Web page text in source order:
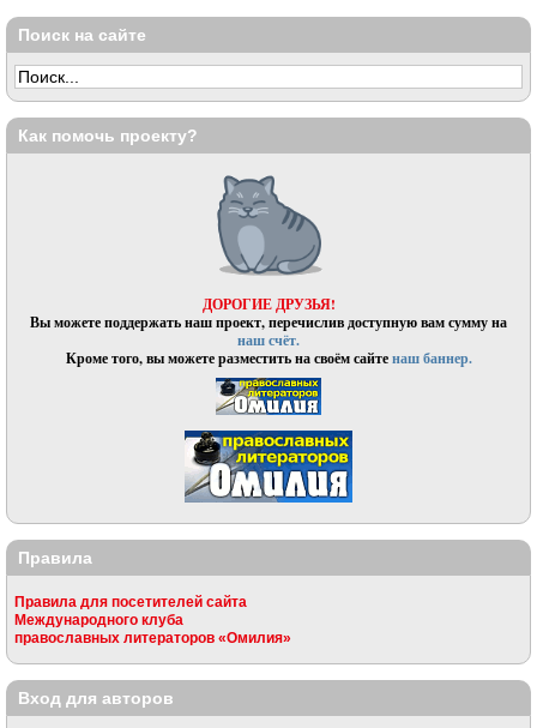
Поиск на сайте
Как помочь проекту?
ДОРОГИЕ ДРУЗЬЯ!
Вы можете поддержать наш проект, перечислив доступную вам сумму на
наш счёт.
Кроме того, вы можете разместить на своём сайтенаш баннер.
Правила
Правила для посетителей сайта
Международного клуба
православных литераторов «Омилия»
Вход для авторов